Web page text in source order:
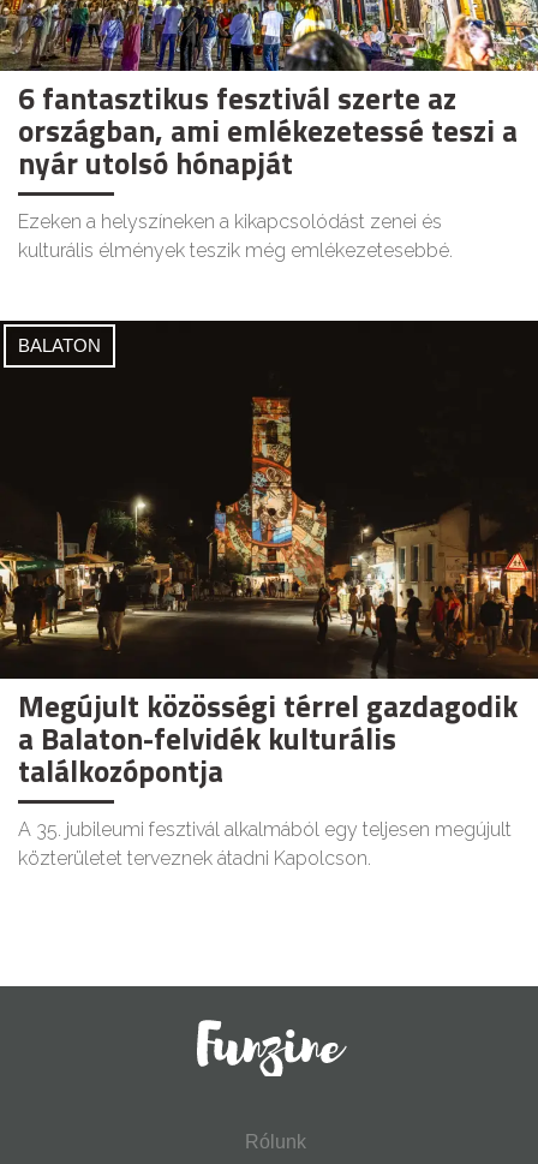
6 fantasztikus fesztivál szerte az
országban, ami emlékezetessé teszi a
nyár utolsó hónapját
Ezeken a helyszíneken a kikapcsolódást zenei és
kulturális élmények teszik még emlékezetesebbé.
BALATON
Megújult közösségi térrel gazdagodik
a Balaton-felvidék kulturális
találkozópontja
A 35. jubileumi fesztivál alkalmából egy teljesen megújult
közterületet terveznek átadni Kapolcson.
Rólunk